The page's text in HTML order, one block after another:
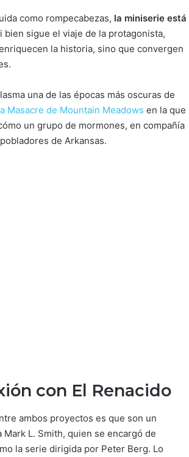
como rompecabezas, la miniserie está
bien sigue el viaje de la protagonista,
la historia, sino que convergen
una de las épocas más oscuras de
Masacre de Mountain Meadows en la que
un grupo de mormones, en compañía
de Arkansas.
con El Renacido
ambos proyectos es que son un
L. Smith, quien se encargó de
la serie dirigida por Peter Berg. Lo